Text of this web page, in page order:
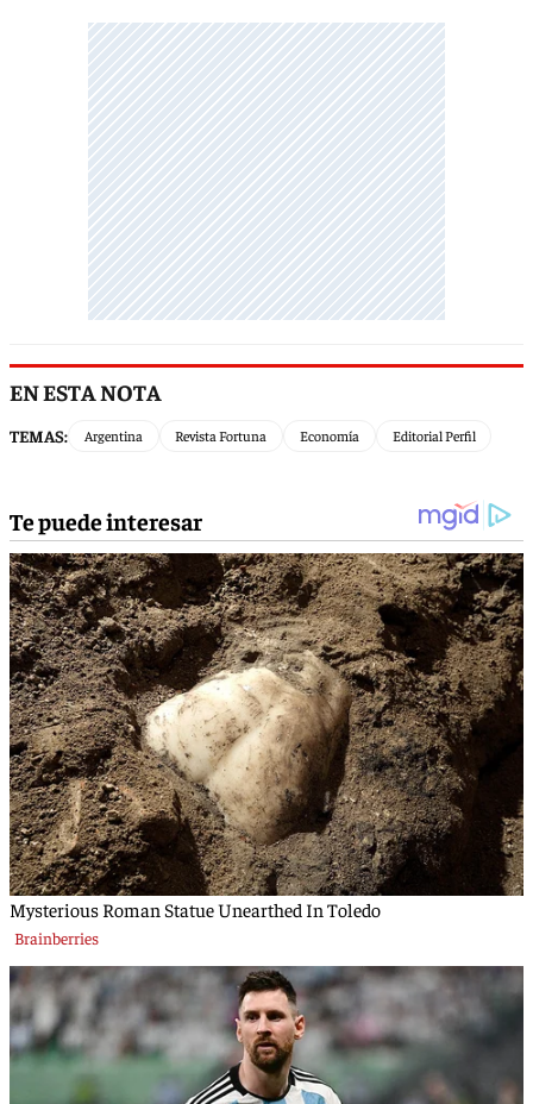
EN ESTA NOTA
TEMAS: Argentina Revista Fortuna Economía Editorial Perfil